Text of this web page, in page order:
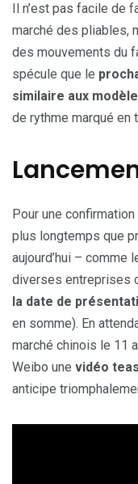
Il n’est pas facile de
marché des pliables,
des mouvements du
spécule que le
similaire aux
de rythme marqué en
Pour une
plus longtemps que
aujourd’hui – comme
diverses entreprises
la date de
en somme). En
marché chinois le 11
Weibo une vidéo
anticipe